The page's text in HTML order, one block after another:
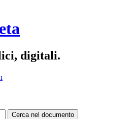
digitali.
Cerca nel documento